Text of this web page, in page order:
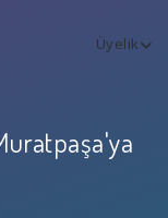
Üyelik